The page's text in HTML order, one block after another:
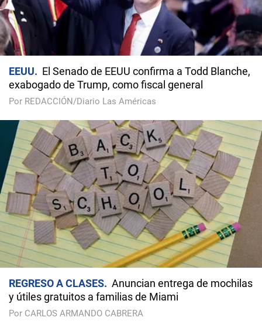
EEUU
El Senado de EEUU confirma a Todd Blanche,
exabogado de Trump, como fiscal general
Por REDACCIÓN/Diario Las Américas
REGRESO A CLASES
Anuncian entrega de mochilas
y útiles gratuitos a familias de Miami
Por CARLOS ARMANDO CABRERA